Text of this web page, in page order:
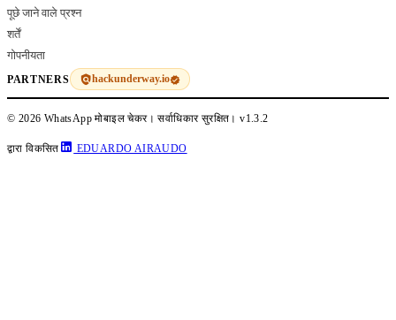
पूछे जाने वाले प्रश्न
शर्तें
गोपनीयता
PARTNERS hackunderway.io
© 2026 WhatsApp मोबाइल चेकर। सर्वाधिकार सुरक्षित।v1.3.2
द्वारा विकसित EDUARDO AIRAUDO